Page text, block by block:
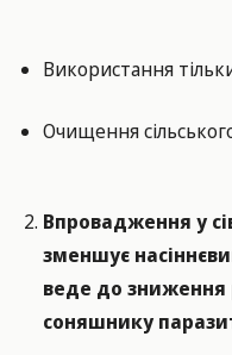
Використання
Очищення
Впровадження у
зменшує
веде до зниження
соняшнику